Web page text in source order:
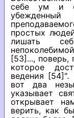
себе ум и
убежденный
простых
лишать
[53]...,
которое
ведения
вот два
указывает
открывает
верить, как